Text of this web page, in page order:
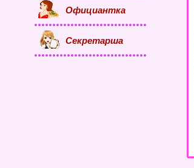
Официантка
Секретарша